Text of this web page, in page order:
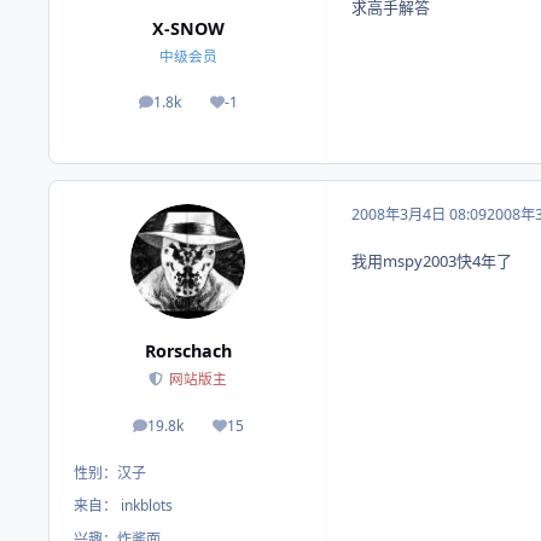
X-SNOW
中级会员
1.8k
帖子 -1
荣誉积分
求高手解答
Rorschach
网站版主
19.8k
帖子 15
荣誉积分
性别： 汉子
来自：
inkblots
2008年3月4日 08:092008年
我用mspy2003快4年了